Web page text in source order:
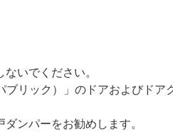
いでください。
リック）」のドアおよびドア
ンパーをお勧めします。